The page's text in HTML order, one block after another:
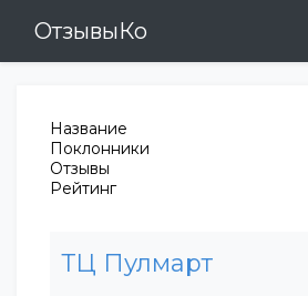
ОтзывыКо
Название
Поклонники
Отзывы
Рейтинг
ТЦ Пулмарт